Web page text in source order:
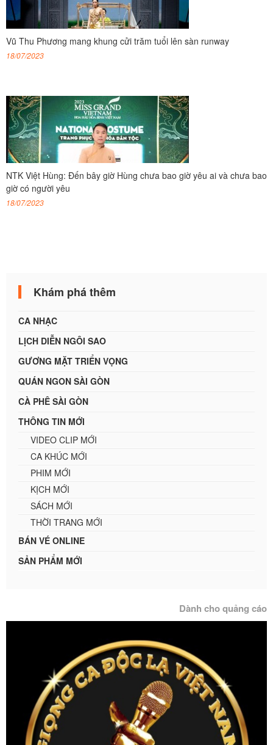
Vũ Thu Phương mang khung cửi trăm tuổi lên sàn runway
18/07/2023
NTK Việt Hùng: Đến bây giờ Hùng chưa bao giờ yêu ai và chưa bao
giờ có người yêu
18/07/2023
Khám phá thêm
CA NHẠC
LỊCH DIỄN NGÔI SAO
GƯƠNG MẶT TRIỂN VỌNG
QUÁN NGON SÀI GÒN
CÀ PHÊ SÀI GÒN
THÔNG TIN MỚI
VIDEO CLIP MỚI
CA KHÚC MỚI
PHIM MỚI
KỊCH MỚI
SÁCH MỚI
THỜI TRANG MỚI
BÁN VÉ ONLINE
SẢN PHẨM MỚI
Dành cho quảng cáo